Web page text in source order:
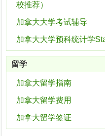
校推荐）
加拿大大学考试辅导
加拿大大学预科统计学
留学
加拿大留学指南
加拿大留学费用
加拿大留学签证